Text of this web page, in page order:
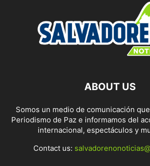
ABOUT US
Somos un medio de comunicación
Periodismo de Paz e informamos del
internacional, espectáculos y
Contact us: